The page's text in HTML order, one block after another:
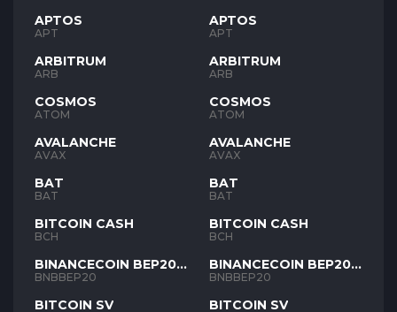
APTOS
APT
ARBITRUM
ARB
COSMOS
ATOM
AVALANCHE
AVAX
BAT
BAT
BITCOIN CASH
BCH
BINANCECOIN BEP20
BNB
BNBBEP20
BITCOIN SV
APTOS
APT
ARBITRUM
ARB
COSMOS
ATOM
AVALANCHE
AVAX
BAT
BAT
BITCOIN CASH
BCH
BINANCECOIN BEP20
BNB
BNBBEP20
BITCOIN SV